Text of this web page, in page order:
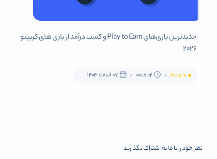
جدیدترین بازی‌های Play to Earn و کسب درآمد از بازی های کریپتو
2026
متوسط 2دقیقه 07 اسفند 1404
نظر خود را با ما به اشتراک بگذارید